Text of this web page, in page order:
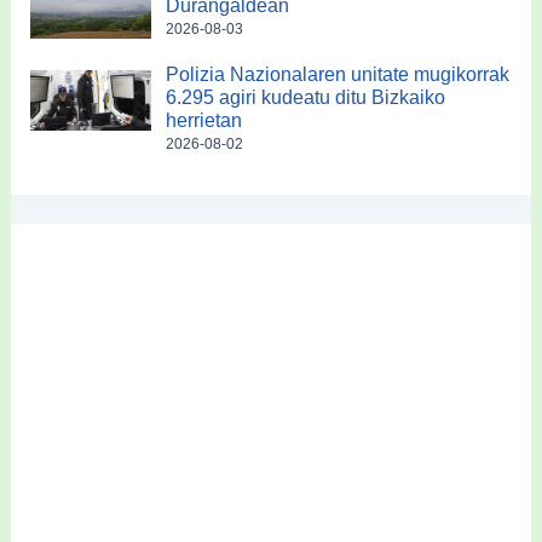
Durangaldean
2026-08-03
Polizia Nazionalaren unitate mugikorrak
6.295 agiri kudeatu ditu Bizkaiko
herrietan
2026-08-02